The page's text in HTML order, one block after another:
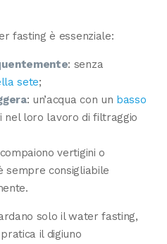
fasting è essenziale:
: senza
sete;
: un’acqua con un basso
nel loro lavoro di filtraggio
vertigini o
sempre consigliabile
solo il water fasting,
il digiuno